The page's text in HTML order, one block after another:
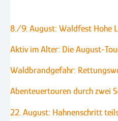
8./9. August: Waldfest Hohe
Aktiv im Alter: Die August-
Waldbrandgefahr:
Abenteuertouren durch zwei
22. August: Hahnenschritt